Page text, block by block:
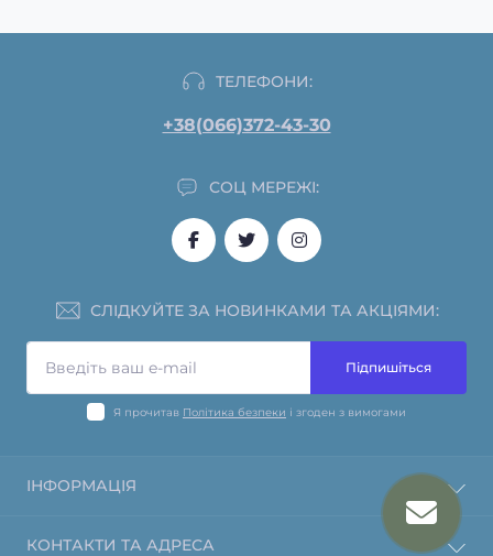
ТЕЛЕФОНИ:
+38(066)372-43-30
СОЦ МЕРЕЖІ:
СЛІДКУЙТЕ ЗА НОВИНКАМИ ТА АКЦІЯМИ:
Підпишіться
Я прочитав Політика безпеки і згоден з вимогами
ІНФОРМАЦІЯ
КОНТАКТИ ТА АДРЕСА